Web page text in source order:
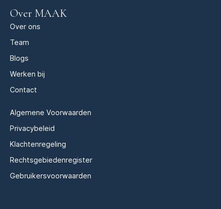
Over MAAK
Over ons
Team
Blogs
Werken bij
Contact
Algemene Voorwaarden
Privacybeleid
Klachtenregeling
Rechtsgebiedenregister
Gebruikersvoorwaarden